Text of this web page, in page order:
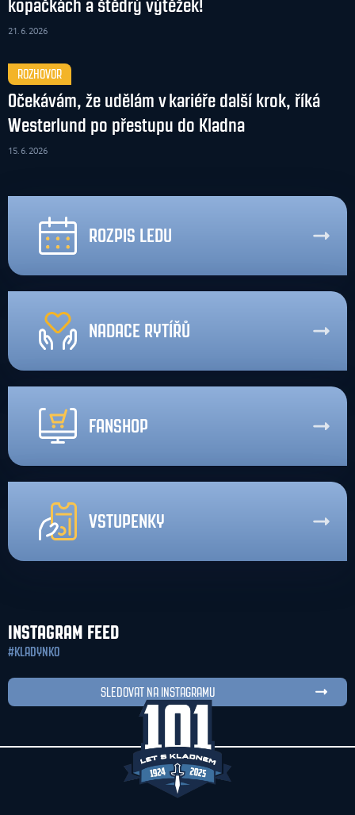
kopačkách a štědrý výtěžek!
21. 6. 2026
ROZHOVOR
Očekávám, že udělám v kariéře další krok, říká
Westerlund po přestupu do Kladna
15. 6. 2026
ROZPIS LEDU
NADACE RYTÍŘŮ
FANSHOP
VSTUPENKY
INSTAGRAM FEED
#KLADYNKO
SLEDOVAT NA INSTAGRAMU